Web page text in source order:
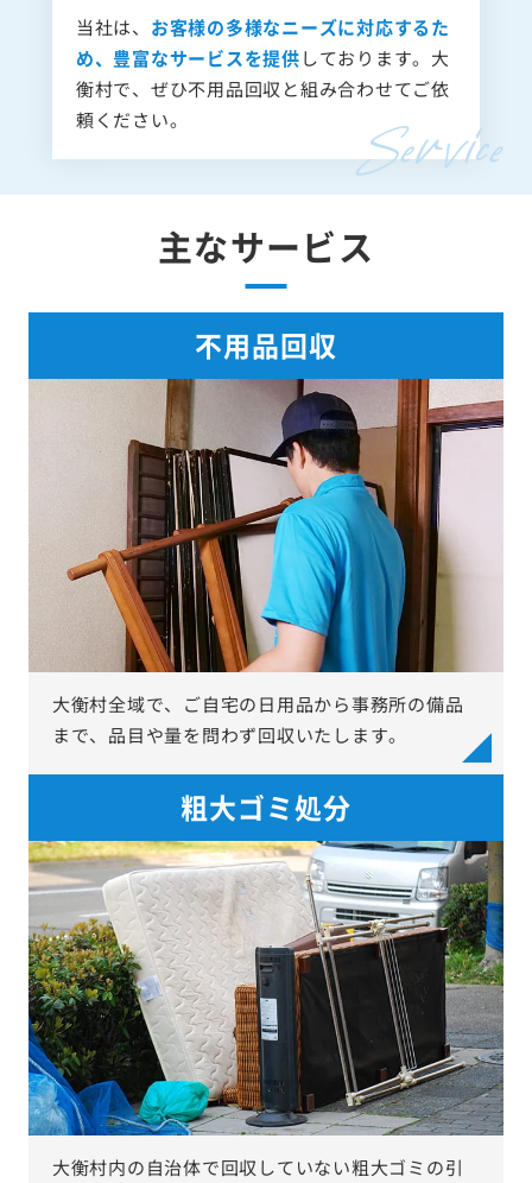
当社は、 お客様の多様なニーズに対応するた
め、豊富なサービスを提供しております。大
衡村で、ぜひ不用品回収と組み合わせてご依
頼ください。
主なサービス
不用品回収
大衡村全域で、ご自宅の日用品から事務所の備品
まで、品目や量を問わず回収いたします。
粗大ゴミ処分
大衡村内の自治体で回収していない粗大ゴミの引